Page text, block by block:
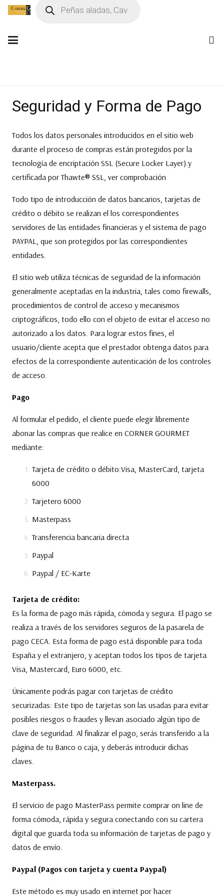
productos
Seguridad y Forma de Pago
Todos los datos personales introducidos en el sitio web
durante el proceso de compras están protegidos por la
tecnología de encriptación SSL (Secure Locker Layer).y
certificada por Thawte® SSL, ver comprobación
Todo tipo de introducción de datos bancarios, tarjetas de
crédito o débito se realizan el los correspondientes
servidores de las entidades financieras y el sistema de pago
PAYPAL, que son protegidos por las correspondientes
entidades.
El sitio web utiliza técnicas de seguridad de la información
generalmente aceptadas en la industria, tales como firewalls,
procedimientos de control de acceso y mecanismos
criptográficos, todo ello con el objeto de evitar el acceso no
autorizado a los datos. Para lograr estos fines, el
usuario/cliente acepta que el prestador obtenga datos para
efectos de la correspondiente autenticación de los controles
de acceso.
Pago
Al formular el pedido, el cliente puede elegir libremente
abonar las compras que realice en CORNER GOURMET
mediante:
Tarjeta de crédito o débito:Visa, MasterCard, tarjeta
6000
Tarjetero 6000
Masterpass
Transferencia bancaria directa
Paypal
Paypal / EC-Karte
Tarjeta de crédito:
Es la forma de pago más rápida, cómoda y segura. El pago se
realiza a través de los servidores seguros de la pasarela de
pago CECA. Esta forma de pago está disponible para toda
España y el extranjero, y aceptan todos los tipos de tarjeta
Visa, Mastercard, Euro 6000, etc.
Únicamente podrás pagar con tarjetas de crédito
securizadas: Este tipo de tarjetas son las usadas para evitar
posibles riesgos o fraudes y llevan asociado algún tipo de
clave de seguridad. Al finalizar el pago, serás transferido a la
página de tu Banco o caja, y deberás introducir dichas
claves.
Masterpass.
El servicio de pago MasterPass permite comprar on line de
forma cómoda, rápida y segura conectando con su cartera
digital que guarda toda su información de tarjetas de pago y
datos de envío.
Paypal (Pagos con tarjeta y cuenta Paypal)
Este método es muy usado en internet por hacer